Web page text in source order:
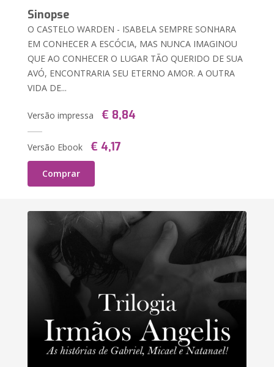
Sinopse
O CASTELO WARDEN - ISABELA SEMPRE SONHARA
EM CONHECER A ESCÓCIA, MAS NUNCA IMAGINOU
QUE AO CONHECER O LUGAR TÃO QUERIDO DE SUA
AVÓ, ENCONTRARIA SEU ETERNO AMOR. A OUTRA
VIDA DE...
Versão impressa € 8,84
Versão Ebook € 4,17
Comprar